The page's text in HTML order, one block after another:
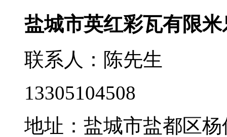
盐城市英红彩瓦有限
联系人：陈先生
13305104508
地址：盐城市盐都区